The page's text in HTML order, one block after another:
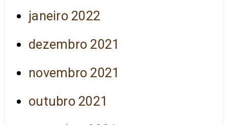
janeiro 2022
dezembro 2021
novembro 2021
outubro 2021